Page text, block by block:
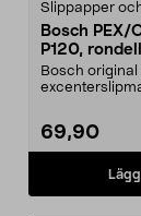
Slippapper
Bosch PEX/
P120,
pack
Bosch original
69,90